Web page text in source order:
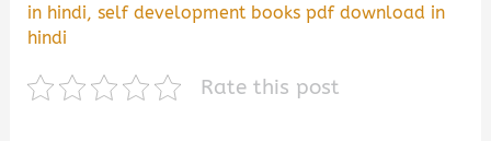
in hindi,self development books pdf download in
hindi
Rate this post